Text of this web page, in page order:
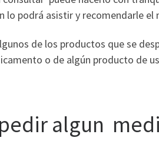
podrá asistir y recomendarle el
de los productos que se
o de algún producto de
algun